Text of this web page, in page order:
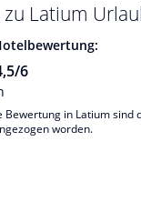
Latium
/6
Bewertung in Latium sind
worden.